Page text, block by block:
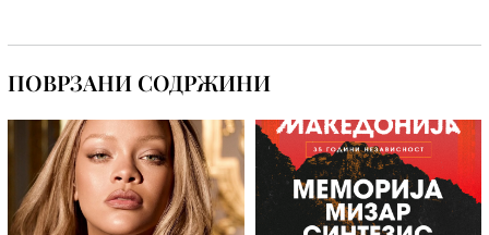
ПОВРЗАНИ СОДРЖИНИ